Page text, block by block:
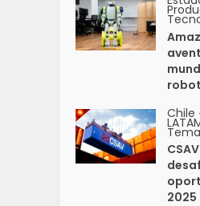
Chile
2025